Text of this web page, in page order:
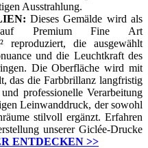
Ausstrahlung.
Dieses Gemälde wird als
auf Premium Fine Art
reproduziert, die ausgewählt
und die Leuchtkraft des
Die Oberfläche wird mit
das die Farbbrillanz langfristig
professionelle Verarbeitung
Leinwanddruck, der sowohl
stilvoll ergänzt. Erfahren
unserer Giclée-Drucke
ENTDECKEN >>